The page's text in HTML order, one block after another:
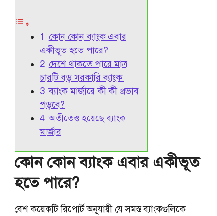
কোন কোন ব্যাংক এবার
একীভূত হতে পারে?
দেশে থাকতে পারে মাত্র
চারটি বড় সরকারি ব্যাংক
ব্যাংক মার্জারে কী কী প্রভাব
পড়বে?
অতীতেও হয়েছে ব্যাংক
মার্জার
কোন কোন ব্যাংক এবার একীভূত
হতে পারে?
বেশ কয়েকটি রিপোর্ট অনুযায়ী যে সমস্ত ব্যাংকগুলিকে